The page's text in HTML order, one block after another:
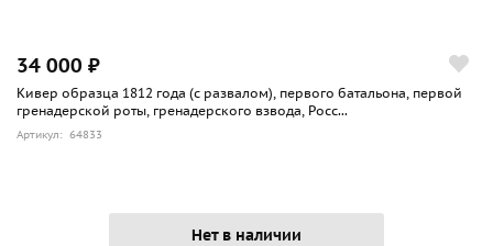
34 000 ₽
Кивер образца 1812 года (с развалом), первого батальона, первой
гренадерской роты, гренадерского взвода, Росс...
Артикул: 64833
Нет в наличии